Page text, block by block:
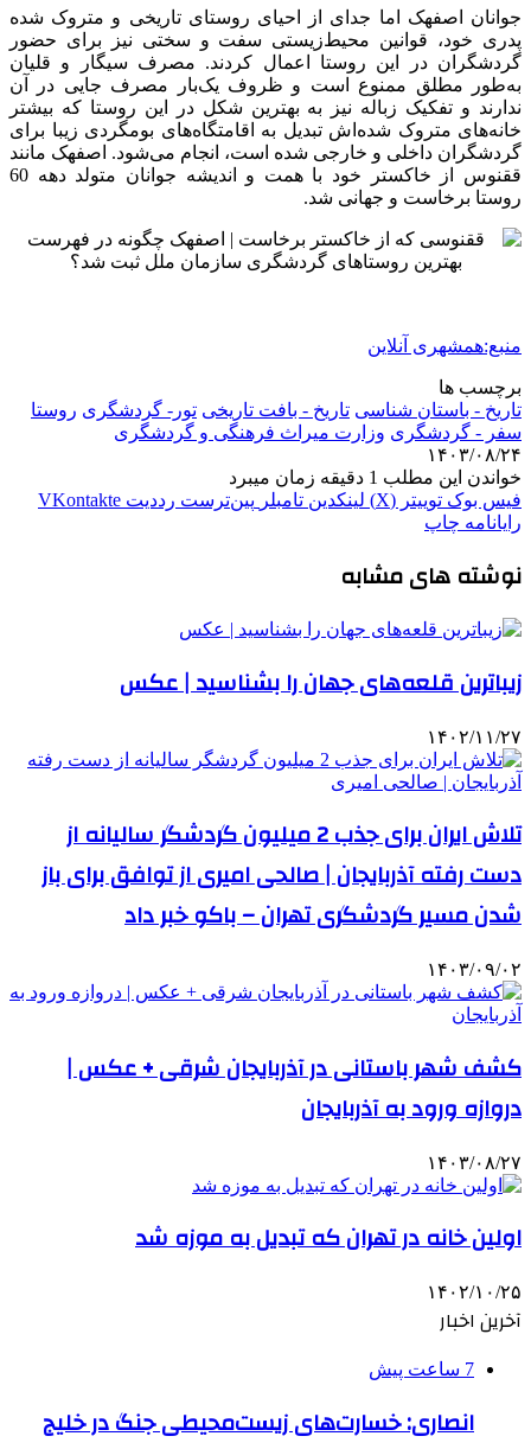
جوانان اصفهک اما جدای از احیای روستای تاریخی و متروک شده
پدری خود، قوانین محیط‌زیستی سفت و سختی نیز برای حضور
گردشگران در این روستا اعمال کردند. مصرف سیگار و قلیان
به‌طور مطلق ممنوع است و ظروف یک‌بار مصرف جایی در آن
ندارند و تفکیک زباله نیز به بهترین شکل در این روستا که بیشتر
خانه‌های متروک شده‌اش تبدیل به اقامتگاه‌های بومگردی زیبا برای
گردشگران داخلی و خارجی شده است، انجام می‌شود. اصفهک مانند
ققنوس از خاکستر خود با همت و اندیشه جوانان متولد دهه 60
روستا برخاست و جهانی شد.
منبع:همشهری آنلاین
برچسب ها
تاریخ - باستان‌ شناسی تاریخ - بافت تاریخی تور- گردشگری روستا
سفر - گردشگری وزارت میراث فرهنگی و گردشگری
۱۴۰۳/۰۸/۲۴
خواندن این مطلب 1 دقیقه زمان میبرد
فیس بوک توییتر (X) لینکدین ‫تامبلر ‫پین‌ترست ‫رددیت ‫VKontakte
رایانامه چاپ
نوشته های مشابه
زیباترین قلعه‌های جهان را بشناسید | عکس
۱۴۰۲/۱۱/۲۷
تلاش ایران برای جذب 2 میلیون گردشگر سالیانه از
دست رفته آذربایجان | صالحی امیری از توافق برای باز
شدن مسیر گردشگری تهران – باکو خبر داد
۱۴۰۳/۰۹/۰۲
کشف شهر باستانی در آذربایجان شرقی + عکس |
دروازه ورود به آذربایجان
۱۴۰۳/۰۸/۲۷
اولین خانه در تهران که تبدیل به موزه شد
۱۴۰۲/۱۰/۲۵
آخرین اخبار
7 ساعت پیش
انصاری: خسارت‌های زیست‌محیطی جنگ در خلیج